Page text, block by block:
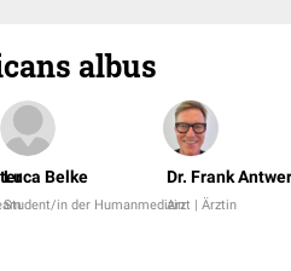
albus
Luca Belke
Student/in der Humanmedizin
Dr. Frank
Arzt | Ärztin